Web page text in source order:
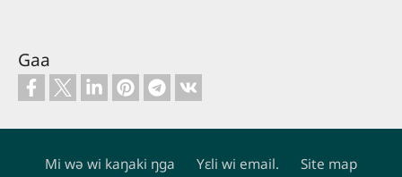
Gaa
Mi wə wi kaŋaki ŋga Yɛli wi email. Site map